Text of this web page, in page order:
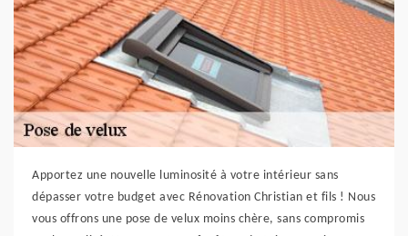
Apportez une nouvelle luminosité à votre intérieur sans
dépasser votre budget avec Rénovation Christian et fils ! Nous
vous offrons une pose de velux moins chère, sans compromis